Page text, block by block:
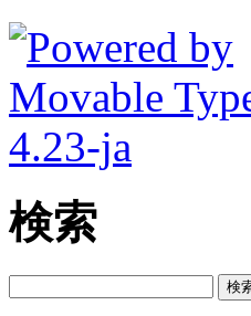
検索